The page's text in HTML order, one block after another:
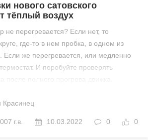
нового сатовского
тёплый воздух
не перегревается? Если нет, то
где-то в нем пробка, в одном из
Если же перегревается, или медленно
И поробуйте проверять
Красинец
г.в. 10.03.2022 0 0